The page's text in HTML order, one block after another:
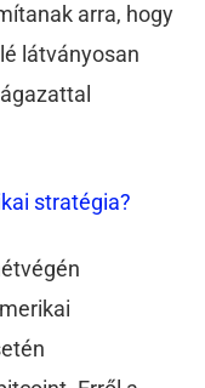
arra, hogy
látványosan
stratégia?